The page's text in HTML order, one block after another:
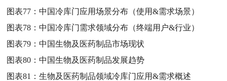
图表77：中国冷库门应用场景分布（使用&需求场景）
图表78：中国冷库门需求领域分布（终端用户&行业）
图表79：中国生物及医药制品市场现状
图表80：中国生物及医药制品发展趋势
图表81：生物及医药制品领域冷库门应用&需求概述